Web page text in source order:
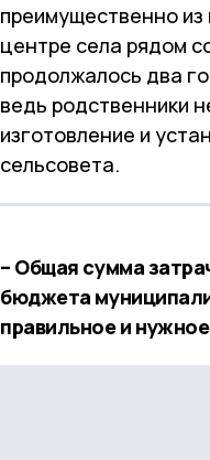
преимущественно
центре села рядом
продолжалось два
ведь родственники
изготовление и
сельсовета.
– Общая сумма
бюджета
правильное и